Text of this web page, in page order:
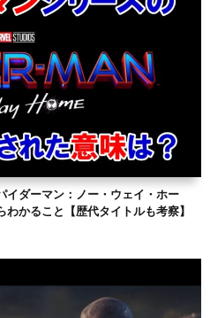
イダーマン：ノー・ウェイ・ホー
かること【歴代タイトルも考察】